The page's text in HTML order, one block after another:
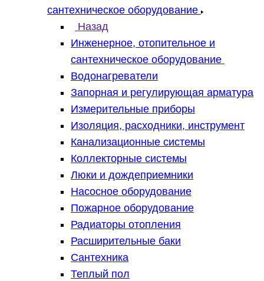
сантехническое оборудование
Назад
Инженерное, отопительное и
сантехническое оборудование
Водонагреватели
Запорная и регулирующая арматура
Измерительные приборы
Изоляция, расходники, инструмент
Канализационные системы
Коллекторные системы
Люки и дождеприемники
Насосное оборудование
Пожарное оборудование
Радиаторы отопления
Расширительные баки
Сантехника
Теплый пол